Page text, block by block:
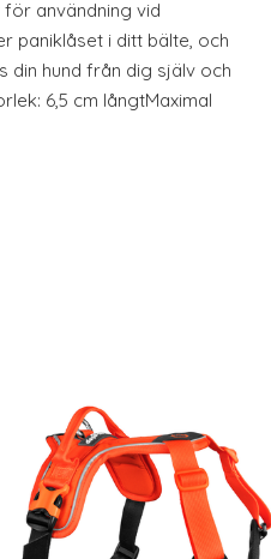
användning vid
paniklåset i ditt bälte, och
din hund från dig själv och
6,5 cm långtMaximal